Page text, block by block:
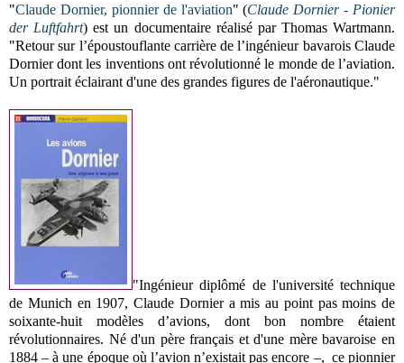
"Claude Dornier, pionnier de l'aviation"(Claude Dornier - Pionier
der Luftfahrt) est un documentaire réalisé par Thomas Wartmann.
"Retour sur l’époustouflante carrière de l’ingénieur bavarois Claude
Dornier dont les inventions ont révolutionné le monde de l’aviation.
Un portrait éclairant d'une des grandes figures de l'aéronautique."
"Ingénieur diplômé de l'université technique
de Munich en 1907, Claude Dornier a mis au point pas moins de
soixante-huit modèles d’avions, dont bon nombre étaient
révolutionnaires. Né d'un père français et d'une mère bavaroise en
1884 – à une époque où l’avion n’existait pas encore –, ce pionnier